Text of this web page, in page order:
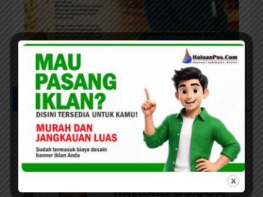
UCAPAN MILAD HPC